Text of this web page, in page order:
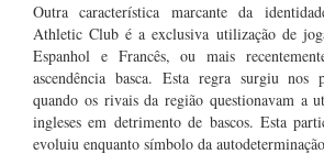
Outra característica marcante da
Athletic Club é a exclusiva utilização de
Espanhol e Francês, ou mais
ascendência basca. Esta regra surgiu nos
quando os rivais da região questionavam a
ingleses em detrimento de bascos. Esta
evoluiu enquanto símbolo da